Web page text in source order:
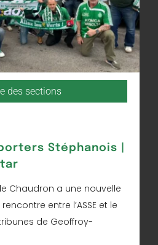
des sections
Stéphanois |
Chaudron a une nouvelle
entre l’ASSE et le
de Geoffroy-